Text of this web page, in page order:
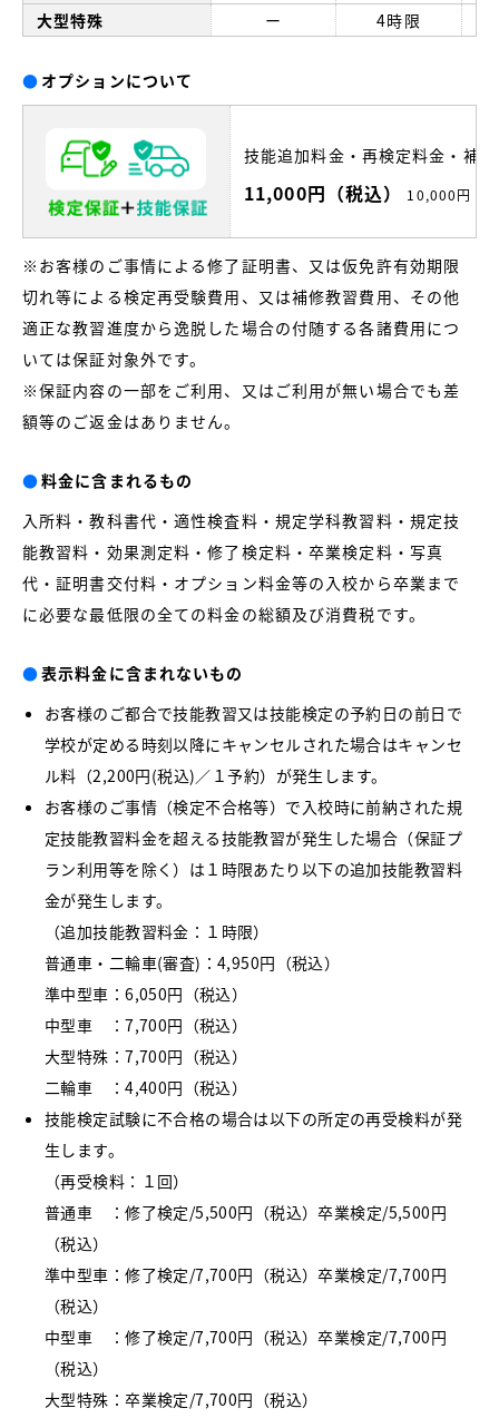
大型特殊 ー 4時限
● オプションについて
技能追加料金・再検定料金・補
11,000円（税込） 10,000円（
※お客様のご事情による修了証明書、又は仮免許有効期限
切れ等による検定再受験費用、又は補修教習費用、その他
適正な教習進度から逸脱した場合の付随する各諸費用につ
いては保証対象外です。
※保証内容の一部をご利用、又はご利用が無い場合でも差
額等のご返金はありません。
●料金に含まれるもの
入所料・教科書代・適性検査料・規定学科教習料・規定技
能教習料・効果測定料・修了検定料・卒業検定料・写真
代・証明書交付料・オプション料金等の入校から卒業まで
に必要な最低限の全ての料金の総額及び消費税です。
●表示料金に含まれないもの
お客様のご都合で技能教習又は技能検定の予約日の前日で
学校が定める時刻以降にキャンセルされた場合はキャンセ
ル料（2,200円(税込)／１予約）が発生します。
お客様のご事情（検定不合格等）で入校時に前納された規
定技能教習料金を超える技能教習が発生した場合（保証プ
ラン利用等を除く）は１時限あたり以下の追加技能教習料
金が発生します。
（追加技能教習料金：１時限）
普通車・二輪車(審査)：4,950円（税込）
準中型車：6,050円（税込）
中型車 ：7,700円（税込）
大型特殊：7,700円（税込）
二輪車 ：4,400円（税込）
技能検定試験に不合格の場合は以下の所定の再受検料が発
生します。
（再受検料：１回）
普通車 ：修了検定/5,500円（税込）卒業検定/5,500円
（税込）
準中型車：修了検定/7,700円（税込）卒業検定/7,700円
（税込）
中型車 ：修了検定/7,700円（税込）卒業検定/7,700円
（税込）
大型特殊：卒業検定/7,700円（税込）